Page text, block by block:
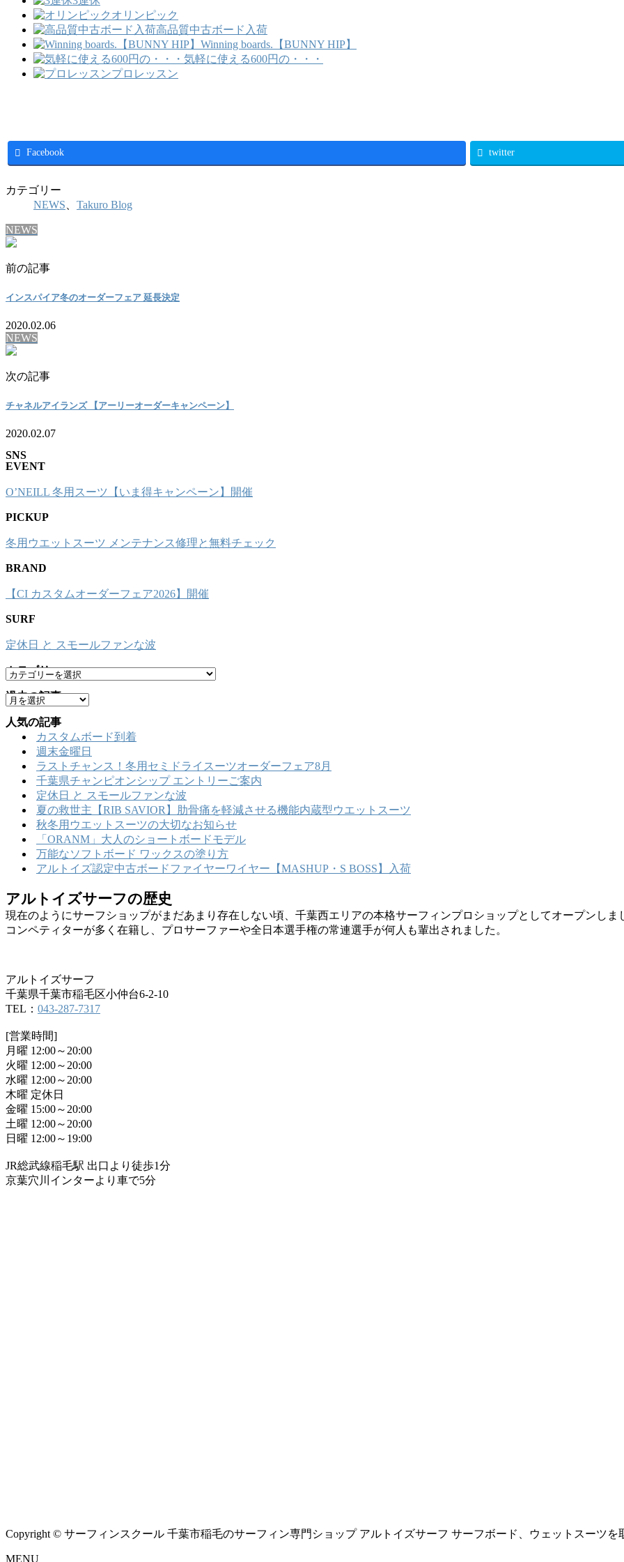
オリンピック
高品質中古ボード入荷
Winning boards.【BUNNY HIP】
気軽に使える600円の・・・
プロレッスン
Facebook twitter
カテゴリー
NEWS
Takuro Blog
NEWS
前の記事
インスパイア冬のオーダーフェア 延長決定
2020.02.06
NEWS
次の記事
チャネルアイランズ 【アーリーオーダーキャンペーン】
2020.02.07
SNS
EVENT
O’NEILL 冬用スーツ【いま得キャンペーン】開催
PICKUP
冬用ウエットスーツ メンテナンス修理と無料チェック
BRAND
【CI カスタムオーダーフェア2026】開催
SURF
定休日 と スモールファンな波
カテゴリー
カ
テ
ゴ
リ
ー
過去の記事
ア
ー
カ
人気の記事
カスタムボード到着
週末金曜日
ラストチャンス！冬用セミドライスーツオーダーフェア8月
千葉県チャンピオンシップ エントリーご案内
定休日 と スモールファンな波
夏の救世主【RIB SAVIOR】肋骨痛を軽減させる機能内蔵型ウエットスーツ
秋冬用ウエットスーツの大切なお知らせ
「ORANM」大人のショートボードモデル
万能なソフトボード ワックスの塗り方
アルトイズ認定中古ボードファイヤーワイヤー【MASHUP・S BOSS】入荷
アルトイズサーフの歴史
現在のようにサーフショップがまだあまり存在しない頃、千葉西エリアの本格サーフィンプロショップとしてオープンしま
コンペティターが多く在籍し、プロサーファーや全日本選手権の常連選手が何人も輩出されました。
アルトイズサーフ
千葉県千葉市稲毛区小仲台6-2-10
TEL： 043-287-7317
[営業時間]
月曜 12:00～20:00
火曜 12:00～20:00
水曜 12:00～20:00
木曜 定休日
金曜 15:00～20:00
土曜 12:00～20:00
日曜 12:00～19:00
JR総武線稲毛駅 出口より徒歩1分
京葉穴川インターより車で5分
Copyright © サーフィンスクール 千葉市稲毛のサーフィン専門ショップ アルトイズサーフ サーフボード、ウェットスーツを
MENU